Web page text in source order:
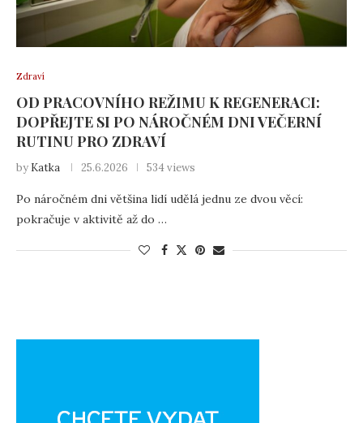
Zdraví
OD PRACOVNÍHO REŽIMU K REGENERACI:
DOPŘEJTE SI PO NÁROČNÉM DNI VEČERNÍ
RUTINU PRO ZDRAVÍ
by Katka 25.6.2026 534 views
Po náročném dni většina lidí udělá jednu ze dvou věcí:
pokračuje v aktivitě až do …